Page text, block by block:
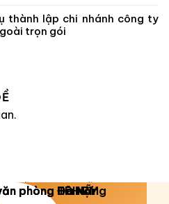
thành lập chi nhánh công ty
trọn gói
© Luật Dương Gia